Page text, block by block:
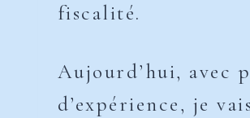
fiscalité.
Aujourd’hui, avec
d’expérience, je